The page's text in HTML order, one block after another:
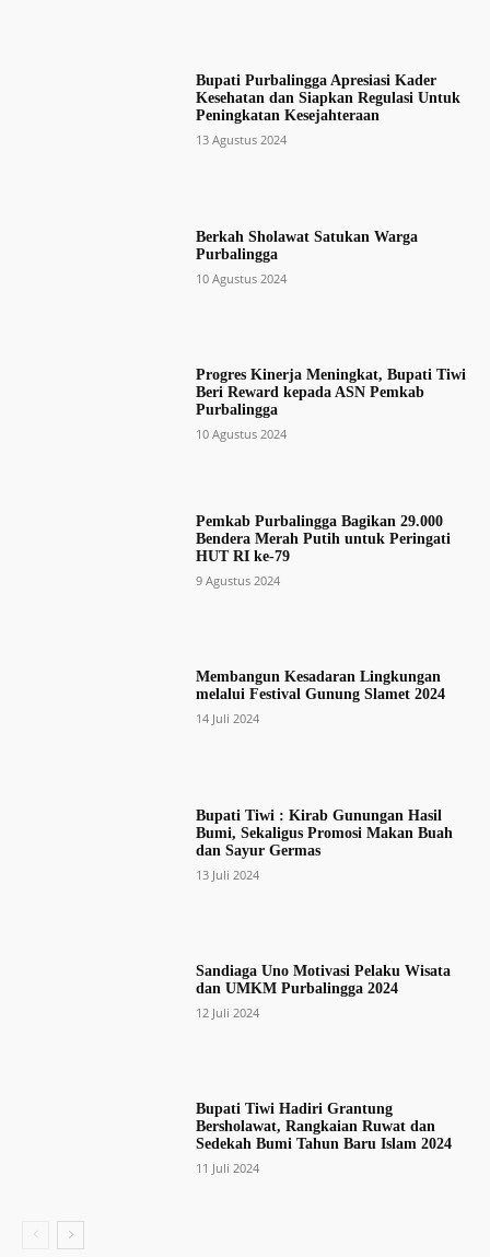
Bupati Purbalingga Apresiasi Kader
Kesehatan dan Siapkan Regulasi Untuk
Peningkatan Kesejahteraan
13 Agustus 2024
Berkah Sholawat Satukan Warga
Purbalingga
10 Agustus 2024
Progres Kinerja Meningkat, Bupati Tiwi
Beri Reward kepada ASN Pemkab
Purbalingga
10 Agustus 2024
Pemkab Purbalingga Bagikan 29.000
Bendera Merah Putih untuk Peringati
HUT RI ke-79
9 Agustus 2024
Membangun Kesadaran Lingkungan
melalui Festival Gunung Slamet 2024
14 Juli 2024
Bupati Tiwi : Kirab Gunungan Hasil
Bumi, Sekaligus Promosi Makan Buah
dan Sayur Germas
13 Juli 2024
Sandiaga Uno Motivasi Pelaku Wisata
dan UMKM Purbalingga 2024
12 Juli 2024
Bupati Tiwi Hadiri Grantung
Bersholawat, Rangkaian Ruwat dan
Sedekah Bumi Tahun Baru Islam 2024
11 Juli 2024